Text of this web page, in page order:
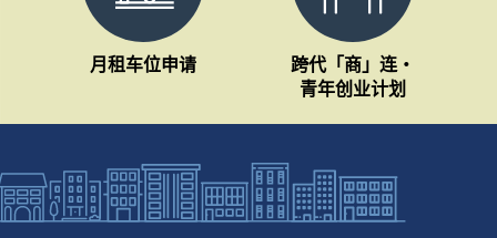
月租车位申请
跨代「商」连・
青年创业计划